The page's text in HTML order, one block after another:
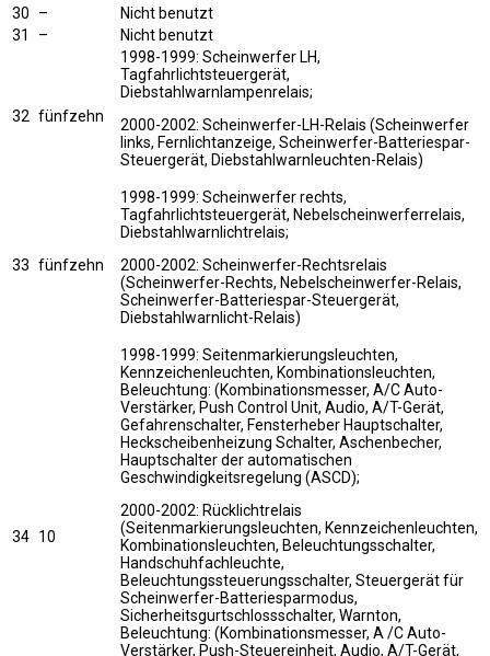
30
–
Nicht benutzt
31
– Nicht benutzt
32 fünfzehn
1998-1999: Scheinwerfer LH,
Tagfahrlichtsteuergerät,
Diebstahlwarnlampenrelais;
2000-2002: Scheinwerfer-LH-Relais (Scheinwerfer
links, Fernlichtanzeige, Scheinwerfer-Batteriespar-
Steuergerät, Diebstahlwarnleuchten-Relais)
33 fünfzehn
1998-1999: Scheinwerfer rechts,
Tagfahrlichtsteuergerät, Nebelscheinwerferrelais,
Diebstahlwarnlichtrelais;
2000-2002: Scheinwerfer-Rechtsrelais
(Scheinwerfer-Rechts, Nebelscheinwerfer-Relais,
Scheinwerfer-Batteriespar-Steuergerät,
Diebstahlwarnlicht-Relais)
34 10
1998-1999: Seitenmarkierungsleuchten,
Kennzeichenleuchten, Kombinationsleuchten,
Beleuchtung: (Kombinationsmesser, A/C Auto-
Verstärker, Push Control Unit, Audio, A/T-Gerät,
Gefahrenschalter, Fensterheber Hauptschalter,
Heckscheibenheizung Schalter, Aschenbecher,
Hauptschalter der automatischen
Geschwindigkeitsregelung (ASCD);
2000-2002: Rücklichtrelais
(Seitenmarkierungsleuchten, Kennzeichenleuchten,
Kombinationsleuchten, Beleuchtungsschalter,
Handschuhfachleuchte,
Beleuchtungssteuerungsschalter, Steuergerät für
Scheinwerfer-Batteriesparmodus,
Sicherheitsgurtschlossschalter, Warnton,
Beleuchtung: (Kombinationsmesser, A /C Auto-
Verstärker, Push-Steuereinheit, Audio, A/T-Gerät,